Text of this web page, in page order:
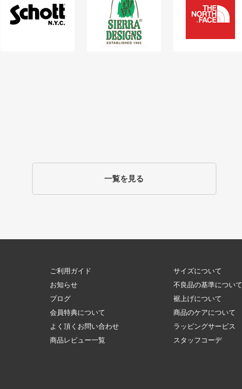
一覧を見る
ご利用ガイド
お知らせ
ブログ
会員特典について
よく頂くお問い合わせ
商品レビュー一覧
サイズについて
不良品の基準について
裾上げについて
商品のケアについて
ラッピングサービス
スタッフコーデ